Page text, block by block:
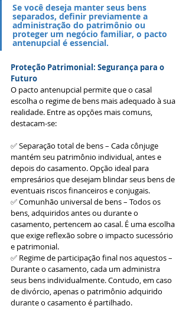
Se você deseja manter seus bens
separados, definir previamente a
administração do patrimônio ou
proteger um negócio familiar, o pacto
antenupcial é essencial.
Proteção Patrimonial: Segurança para o
Futuro
O pacto antenupcial permite que o casal
escolha o regime de bens mais adequado à sua
realidade. Entre as opções mais comuns,
destacam-se:
✅ Separação total de bens – Cada cônjuge
mantém seu patrimônio individual, antes e
depois do casamento. Opção ideal para
empresários que desejam blindar seus bens de
eventuais riscos financeiros e conjugais.
✅ Comunhão universal de bens – Todos os
bens, adquiridos antes ou durante o
casamento, pertencem ao casal. É uma escolha
que exige reflexão sobre o impacto sucessório
e patrimonial.
✅ Regime de participação final nos aquestos –
Durante o casamento, cada um administra
seus bens individualmente. Contudo, em caso
de divórcio, apenas o patrimônio adquirido
durante o casamento é partilhado.